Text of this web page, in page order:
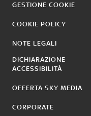
GESTIONE COOKIE
COOKIE POLICY
NOTE LEGALI
DICHIARAZIONE
ACCESSIBILITÀ
OFFERTA SKY MEDIA
CORPORATE